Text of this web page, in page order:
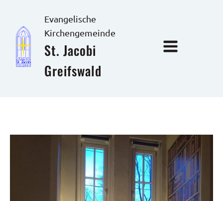
Evangelische
Kirchengemeinde
St. Jacobi
Greifswald